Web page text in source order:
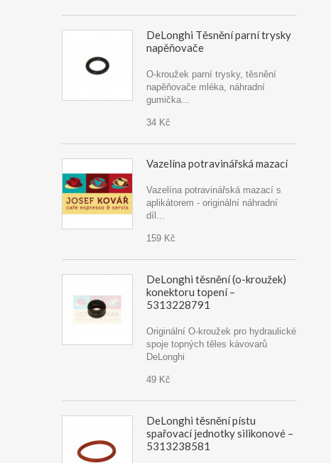
DeLonghi Těsnění parní trysky
napěňovače
O-kroužek parní trysky, těsnění
napěňovače mléka, náhradní
gumička...
34 Kč
Vazelína potravinářská mazací
Vazelína potravinářská mazací s
aplikátorem - originální náhradní
díl...
159 Kč
DeLonghi těsnění (o-kroužek)
konektoru topení –
5313228791
Originální O-kroužek pro hydraulické
spoje topných těles kávovarů
DeLonghi
49 Kč
DeLonghi těsnění pístu
spařovací jednotky silikonové –
5313238581